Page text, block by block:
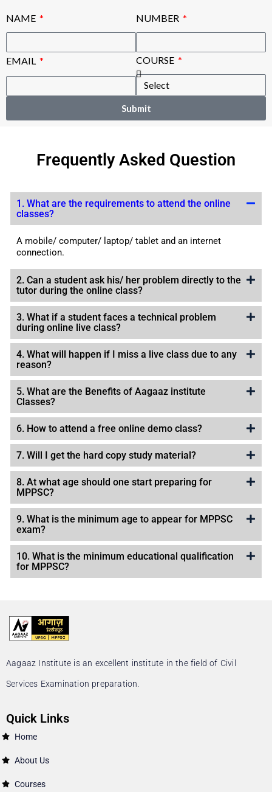
NAME NUMBER
EMAIL COURSE
Submit
Frequently Asked Question
1. What are the requirements to attend the online
classes?
A mobile/ computer/ laptop/ tablet and an internet
connection.
2. Can a student ask his/ her problem directly to the
tutor during the online class?
3. What if a student faces a technical problem
during online live class?
4. What will happen if I miss a live class due to any
reason?
5. What are the Benefits of Aagaaz institute
Classes?
6. How to attend a free online demo class?
7. Will I get the hard copy study material?
8. At what age should one start preparing for
MPPSC?
9. What is the minimum age to appear for MPPSC
exam?
10. What is the minimum educational qualification
for MPPSC?
Aagaaz Institute is an excellent institute in the field of Civil
Services Examination preparation.
Quick Links
Home
About Us
Courses